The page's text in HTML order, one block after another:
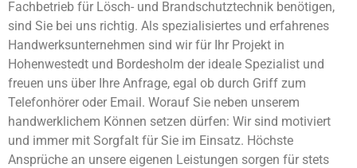
Fachbetrieb für Lösch- und Brandschutztechnik benötigen,
sind Sie bei uns richtig. Als spezialisiertes und erfahrenes
Handwerksunternehmen sind wir für Ihr Projekt in
Hohenwestedt und Bordesholm der ideale Spezialist und
freuen uns über Ihre Anfrage, egal ob durch Griff zum
Telefonhörer oder Email. Worauf Sie neben unserem
handwerklichem Können setzen dürfen: Wir sind motiviert
und immer mit Sorgfalt für Sie im Einsatz. Höchste
Ansprüche an unsere eigenen Leistungen sorgen für stets